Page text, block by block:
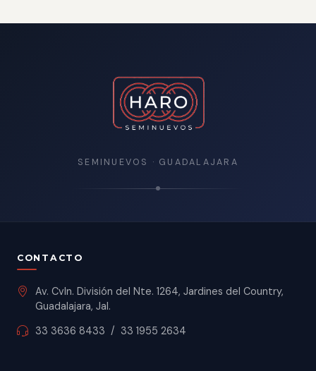
SEMINUEVOS · GUADALAJARA
CONTACTO
Av. Cvln. División del Nte. 1264, Jardines del Country,
Guadalajara, Jal.
33 3636 8433 / 33 1955 2634